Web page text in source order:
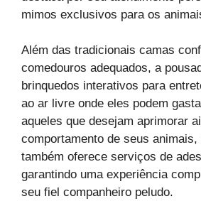
mimos exclusivos para os
Além das tradicionais camas
comedouros adequados, a
brinquedos interativos para
ao ar livre onde eles podem
aqueles que desejam aprimorar
comportamento de seus animais,
também oferece serviços de
garantindo uma experiência
seu fiel companheiro peludo.